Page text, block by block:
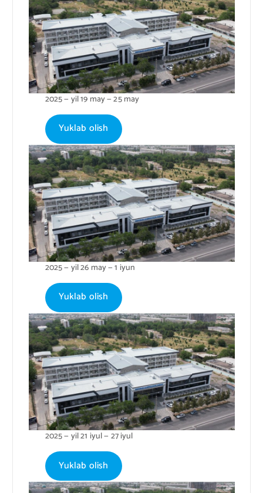
2025 — yil 19 may — 25 may
Yuklab olish
2025 — yil 26 may — 1 iyun
Yuklab olish
2025 — yil 21 iyul — 27 iyul
Yuklab olish